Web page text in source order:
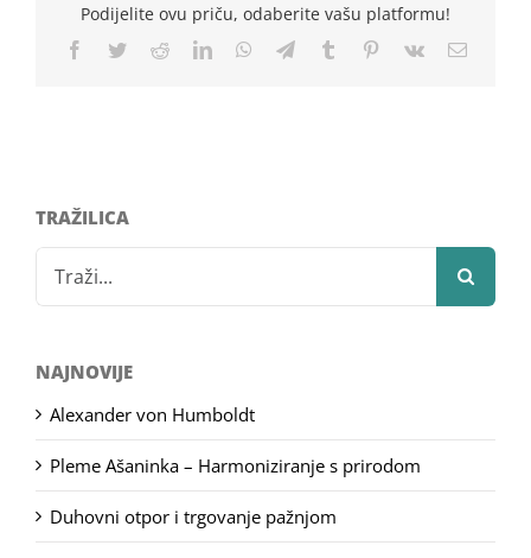
Podijelite ovu priču, odaberite vašu platformu!
Facebook
TwitterRedditLinkedInWhatsApp
TelegramTumblr Pinterest
Vk Email
TRAŽILICA
for:
NAJNOVIJE
Alexander von Humboldt
Pleme Ašaninka – Harmoniziranje s prirodom
Duhovni otpor i trgovanje pažnjom